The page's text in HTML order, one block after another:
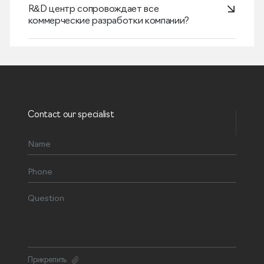
R&D центр сопровождает все
коммерческие разработки компании?
Contact our specialist
Прикрепить